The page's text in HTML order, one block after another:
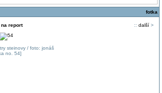
fotka
na report :: další>
steinovy / foto: jonáš
no. 54]